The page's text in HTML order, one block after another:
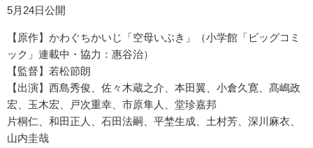
5月24日公開
【原作】かわぐちかいじ「空母いぶき」（小学館「ビッグコミ
ック」連載中・協力：惠谷治）
【監督】若松節朗
【出演】西島秀俊、佐々木蔵之介、本田翼、小倉久寛、髙嶋政
宏、玉木宏、戸次重幸、市原隼人、堂珍嘉邦
片桐仁、和田正人、石田法嗣、平埜生成、土村芳、深川麻衣、
山内圭哉